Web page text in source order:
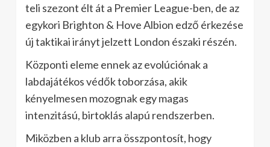
teli szezont élt át a Premier League-ben, de az
egykori Brighton & Hove Albion edző érkezése
új taktikai irányt jelzett London északi részén.
Központi eleme ennek az evolúciónak a
labdajátékos védők toborzása, akik
kényelmesen mozognak egy magas
intenzitású, birtoklás alapú rendszerben.
Miközben a klub arra összpontosít, hogy